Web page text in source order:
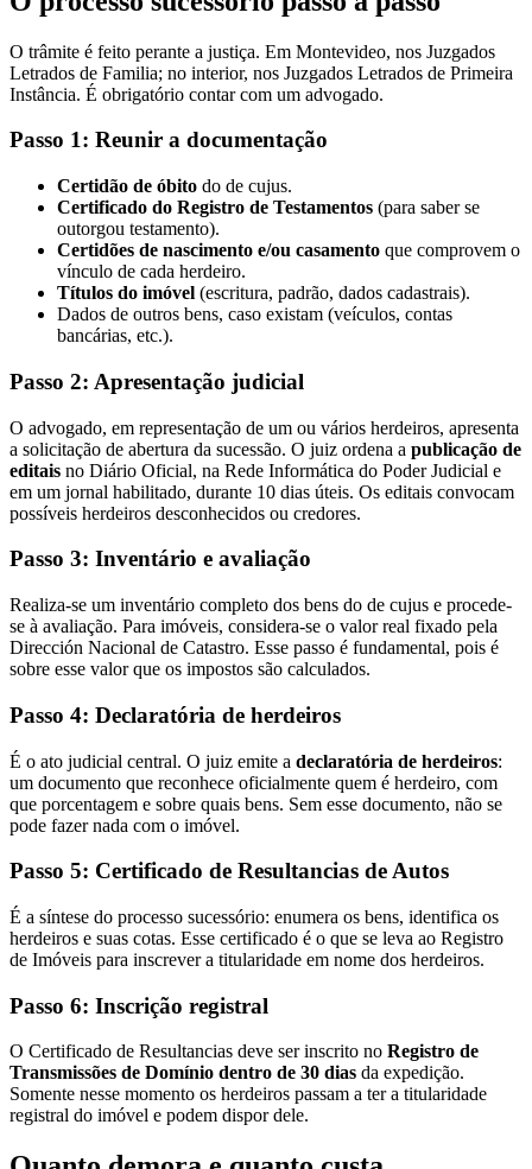
O trâmite é feito perante a justiça. Em Montevideo, nos Juzgados
Letrados de Familia; no interior, nos Juzgados Letrados de Primeira
Instância. É obrigatório contar com um advogado.
Passo 1: Reunir a documentação
Certidão de óbito do de cujus.
Certificado do Registro de Testamentos (para saber se
outorgou testamento).
Certidões de nascimento e/ou casamento que comprovem o
vínculo de cada herdeiro.
Títulos do imóvel (escritura, padrão, dados cadastrais).
Dados de outros bens, caso existam (veículos, contas
bancárias, etc.).
Passo 2: Apresentação judicial
O advogado, em representação de um ou vários herdeiros, apresenta
a solicitação de abertura da sucessão. O juiz ordena a publicação de
editais no Diário Oficial, na Rede Informática do Poder Judicial e
em um jornal habilitado, durante 10 dias úteis. Os editais convocam
possíveis herdeiros desconhecidos ou credores.
Passo 3: Inventário e avaliação
Realiza-se um inventário completo dos bens do de cujus e procede-
se à avaliação. Para imóveis, considera-se o valor real fixado pela
Dirección Nacional de Catastro. Esse passo é fundamental, pois é
sobre esse valor que os impostos são calculados.
Passo 4: Declaratória de herdeiros
É o ato judicial central. O juiz emite a declaratória de herdeiros:
um documento que reconhece oficialmente quem é herdeiro, com
que porcentagem e sobre quais bens. Sem esse documento, não se
pode fazer nada com o imóvel.
Passo 5: Certificado de Resultancias de Autos
É a síntese do processo sucessório: enumera os bens, identifica os
herdeiros e suas cotas. Esse certificado é o que se leva ao Registro
de Imóveis para inscrever a titularidade em nome dos herdeiros.
Passo 6: Inscrição registral
O Certificado de Resultancias deve ser inscrito no Registro de
Transmissões de Domínio dentro de 30 dias da expedição.
Somente nesse momento os herdeiros passam a ter a titularidade
registral do imóvel e podem dispor dele.